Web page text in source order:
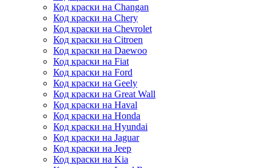
Код краски на Changan
Код краски на Chery
Код краски на Chevrolet
Код краски на Citroen
Код краски на Daewoo
Код краски на Fiat
Код краски на Ford
Код краски на Geely
Код краски на Great Wall
Код краски на Haval
Код краски на Honda
Код краски на Hyundai
Код краски на Jaguar
Код краски на Jeep
Код краски на Kia